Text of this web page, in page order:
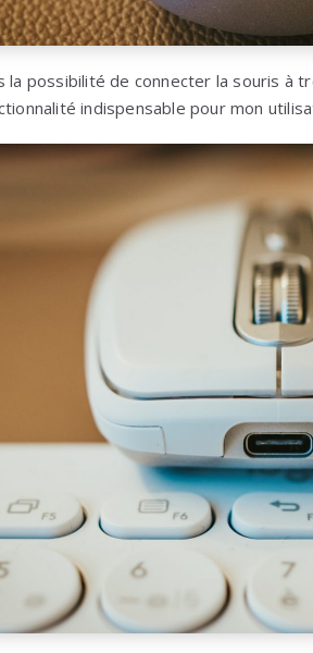
possibilité de connecter la souris à
indispensable pour mon